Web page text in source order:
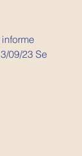
09/23 Se